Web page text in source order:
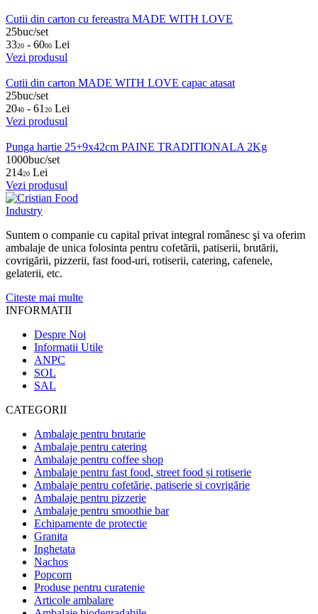
Cutii din carton cu fereastra MADE WITH LOVE
25buc/set
3320 - 6000 Lei
Vezi produsul
Cutii din carton MADE WITH LOVE capac atasat
25buc/set
2040 - 61 20 Lei
Vezi produsul
Punga hartie 25+9x42cm PAINE TRADITIONALA 2Kg
1000buc/set
21420 Lei
Vezi produsul
Suntem o companie cu capital privat integral românesc şi va oferim
ambalaje de unica folosinta pentru cofetării, patiserii, brutării,
covrigării, pizzerii, fast food-uri, rotiserii, catering, cafenele,
gelaterii, etc.
Citeste mai multe
INFORMATII
Despre Noi
Informatii Utile
ANPC
SOL
SAL
CATEGORII
Ambalaje pentru brutarie
Ambalaje pentru catering
Ambalaje pentru coffee shop
Ambalaje pentru fast food, street food și rotiserie
Ambalaje pentru cofetărie, patiserie si covrigărie
Ambalaje pentru pizzerie
Ambalaje pentru smoothie bar
Echipamente de protectie
Granita
Inghetata
Nachos
Popcorn
Produse pentru curatenie
Articole ambalare